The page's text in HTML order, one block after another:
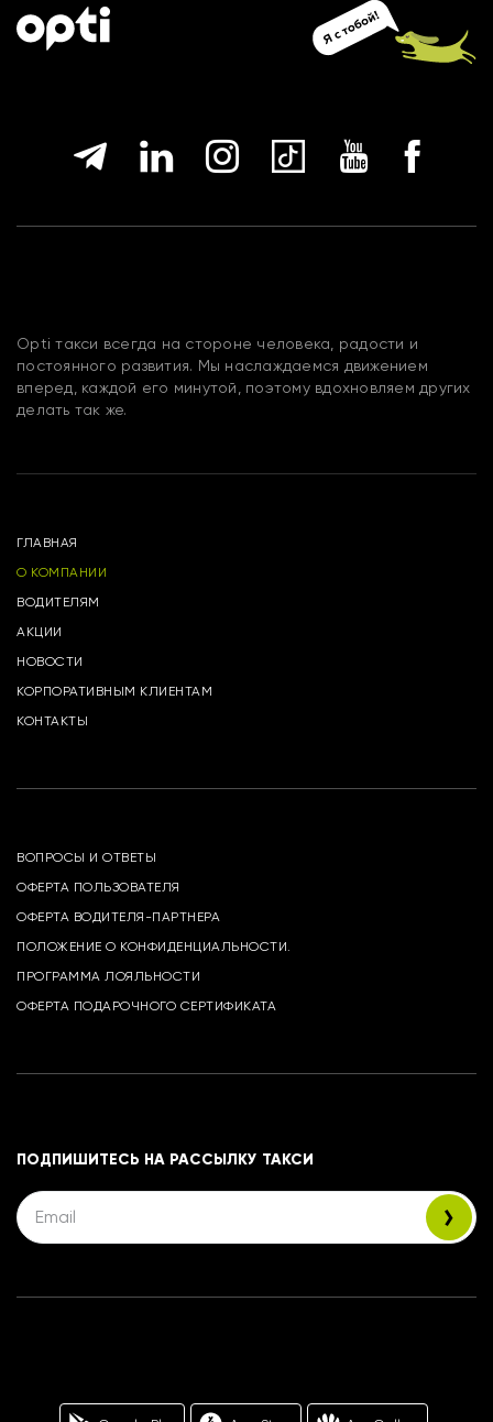
Opti такси всегда на стороне человека, радости и
постоянного развития. Мы наслаждаемся движением
вперед, каждой его минутой, поэтому вдохновляем других
делать так же.
ГЛАВНАЯ
О КОМПАНИИ
ВОДИТЕЛЯМ
АКЦИИ
НОВОСТИ
КОРПОРАТИВНЫМ КЛИЕНТАМ
КОНТАКТЫ
ВОПРОСЫ И ОТВЕТЫ
ОФЕРТА ПОЛЬЗОВАТЕЛЯ
ОФЕРТА ВОДИТЕЛЯ-ПАРТНЕРА
ПОЛОЖЕНИЕ О КОНФИДЕНЦИАЛЬНОСТИ.
ПРОГРАММА ЛОЯЛЬНОСТИ
ОФЕРТА ПОДАРОЧНОГО СЕРТИФИКАТА
ПОДПИШИТЕСЬ НА РАССЫЛКУ ТАКСИ